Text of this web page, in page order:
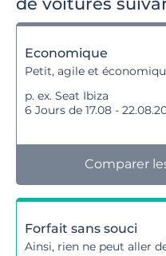
Economique
Petit, agile et
p. ex. Seat Ibiza
6 Jours de 17.08 -
Comparer
Forfait sans souci
Ainsi, rien ne peut aller